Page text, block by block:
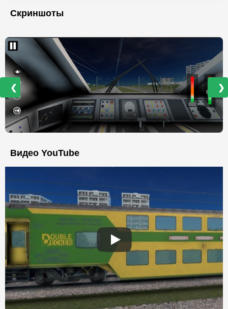
Скриншоты
❮ ❯
Видео YouTube